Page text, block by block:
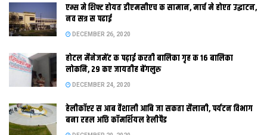
मदनपुर (औरंगाबाद)। हमर नाम नीतीश कुमार छी आ हम बिहारक मुख्यमंत्री
छी। जी हां, अपन राज्य मे मुख्यमंत्री नीतीश कुमार कए अपन इ परिचय देबा
सुशील कुमार मोदी विश्वास यात्राक दौरान मदनपुर स्थित कस्तूरबा गांधी
आवासीय विद्यालय निरीक्षण करबा लेल पहुंचलाह। शिक्षकक कहबा पर ओहि
एम्स मे शिफ्ट होयत डीएमसीएच क सामान, मार्च मे होएत उद्घाटन,
नव सत्र स पढाई
DECEMBER 26, 2020
होटल मैनेजमेंट क पढ़ाई करती बालिका गृह क 16 बालिका
लोकनि, 29 कए जायतीह बेंगलुरु
DECEMBER 24, 2020
हेलीकॉप्टर स आब वैशाली आबि जा सकता सैलानी, पर्यटन विभाग
बना रहल अछि कॉमर्शियल हेलीपैड